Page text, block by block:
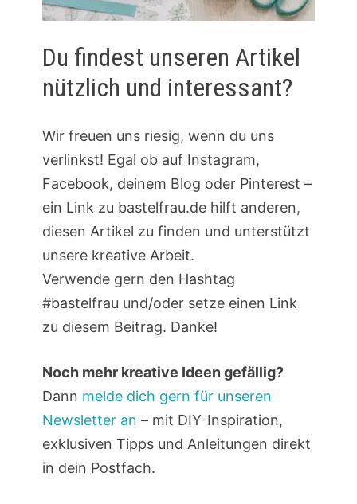
Du findest unseren Artikel
nützlich und interessant?
Wir freuen uns riesig, wenn du uns
verlinkst! Egal ob auf Instagram,
Facebook, deinem Blog oder Pinterest –
ein Link zu bastelfrau.de hilft anderen,
diesen Artikel zu finden und unterstützt
unsere kreative Arbeit.
Verwende gern den Hashtag
#bastelfrau und/oder setze einen Link
zu diesem Beitrag. Danke!
Noch mehr kreative Ideen gefällig?
Dann melde dich gern für unseren
Newsletter an – mit DIY-Inspiration,
exklusiven Tipps und Anleitungen direkt
in dein Postfach.